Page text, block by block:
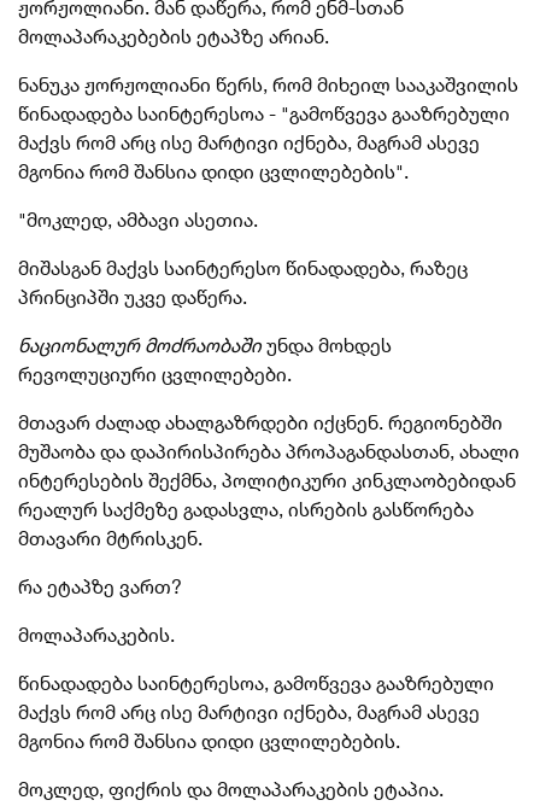
ჟორჟოლიანი. მან დაწერა, რომ ენმ-სთან
მოლაპარაკებების ეტაპზე არიან.
ნანუკა ჟორჟოლიანი წერს, რომ მიხეილ სააკაშვილის
წინადადება საინტერესოა - "გამოწვევა გააზრებული
მაქვს რომ არც ისე მარტივი იქნება, მაგრამ ასევე
მგონია რომ შანსია დიდი ცვლილებების".
"მოკლედ, ამბავი ასეთია.
მიშასგან მაქვს საინტერესო წინადადება, რაზეც
პრინციპში უკვე დაწერა.
ნაციონალურ მოძრაობაშიუნდა მოხდეს
რევოლუციური ცვლილებები.
მთავარ ძალად ახალგაზრდები იქცნენ. რეგიონებში
მუშაობა და დაპირისპირება პროპაგანდასთან, ახალი
ინტერესების შექმნა, პოლიტიკური კინკლაობებიდან
რეალურ საქმეზე გადასვლა, ისრების გასწორება
მთავარი მტრისკენ.
რა ეტაპზე ვართ?
მოლაპარაკების.
წინადადება საინტერესოა, გამოწვევა გააზრებული
მაქვს რომ არც ისე მარტივი იქნება, მაგრამ ასევე
მგონია რომ შანსია დიდი ცვლილებების.
მოკლედ, ფიქრის და მოლაპარაკების ეტაპია.